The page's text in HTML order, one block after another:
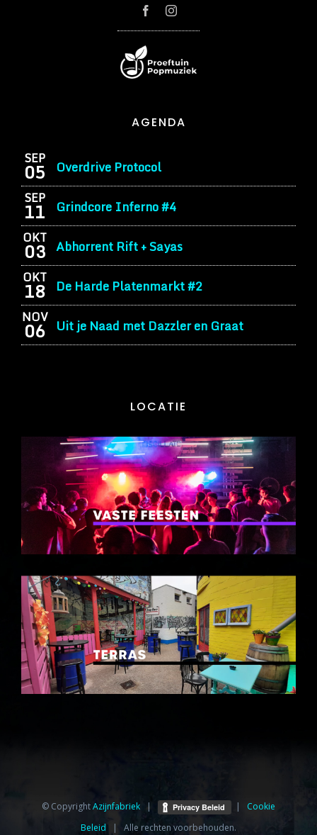
AGENDA
SEP
05 Overdrive Protocol
SEP
11 Grindcore Inferno #4
OKT
03 Abhorrent Rift + Sayas
OKT
18 De Harde Platenmarkt #2
NOV
06 Uit je Naad met Dazzler en Graat
LOCATIE
© CopyrightAzijnfabriek⁩ | | Cookie
Beleid | Alle rechten voorbehouden.